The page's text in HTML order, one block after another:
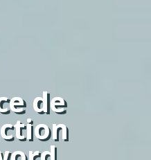
de